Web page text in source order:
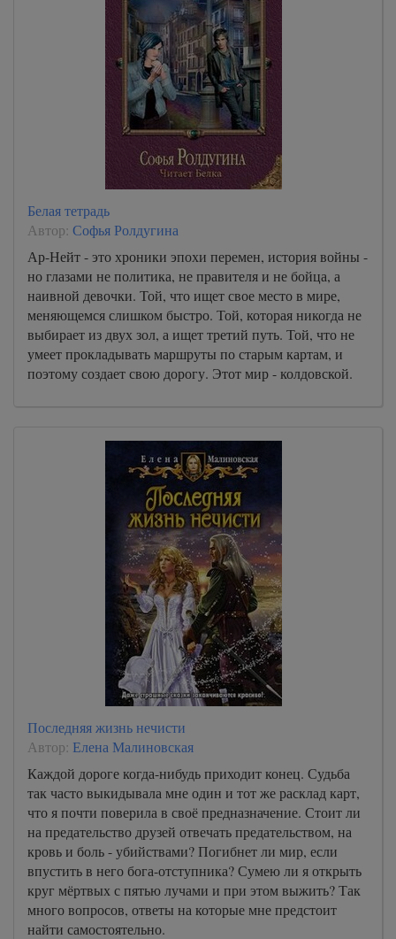
Белая тетрадь
Автор: Софья Ролдугина
Ар-Нейт - это хроники эпохи перемен, история войны -
но глазами не политика, не правителя и не бойца, а
наивной девочки. Той, что ищет свое место в мире,
меняющемся слишком быстро. Той, которая никогда не
выбирает из двух зол, а ищет третий путь. Той, что не
умеет прокладывать маршруты по старым картам, и
поэтому создает свою дорогу. Этот мир - колдовской.
Последняя жизнь нечисти
Автор: Елена Малиновская
Каждой дороге когда-нибудь приходит конец. Судьба
так часто выкидывала мне один и тот же расклад карт,
что я почти поверила в своё предназначение. Стоит ли
на предательство друзей отвечать предательством, на
кровь и боль - убийствами? Погибнет ли мир, если
впустить в него бога-отступника? Сумею ли я открыть
круг мёртвых с пятью лучами и при этом выжить? Так
много вопросов, ответы на которые мне предстоит
найти самостоятельно.